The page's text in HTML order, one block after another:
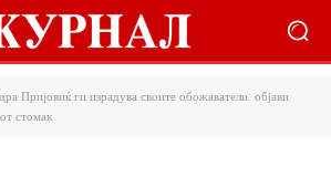
Пријовиќ ги израдува своите обожаватели: објави
стомак